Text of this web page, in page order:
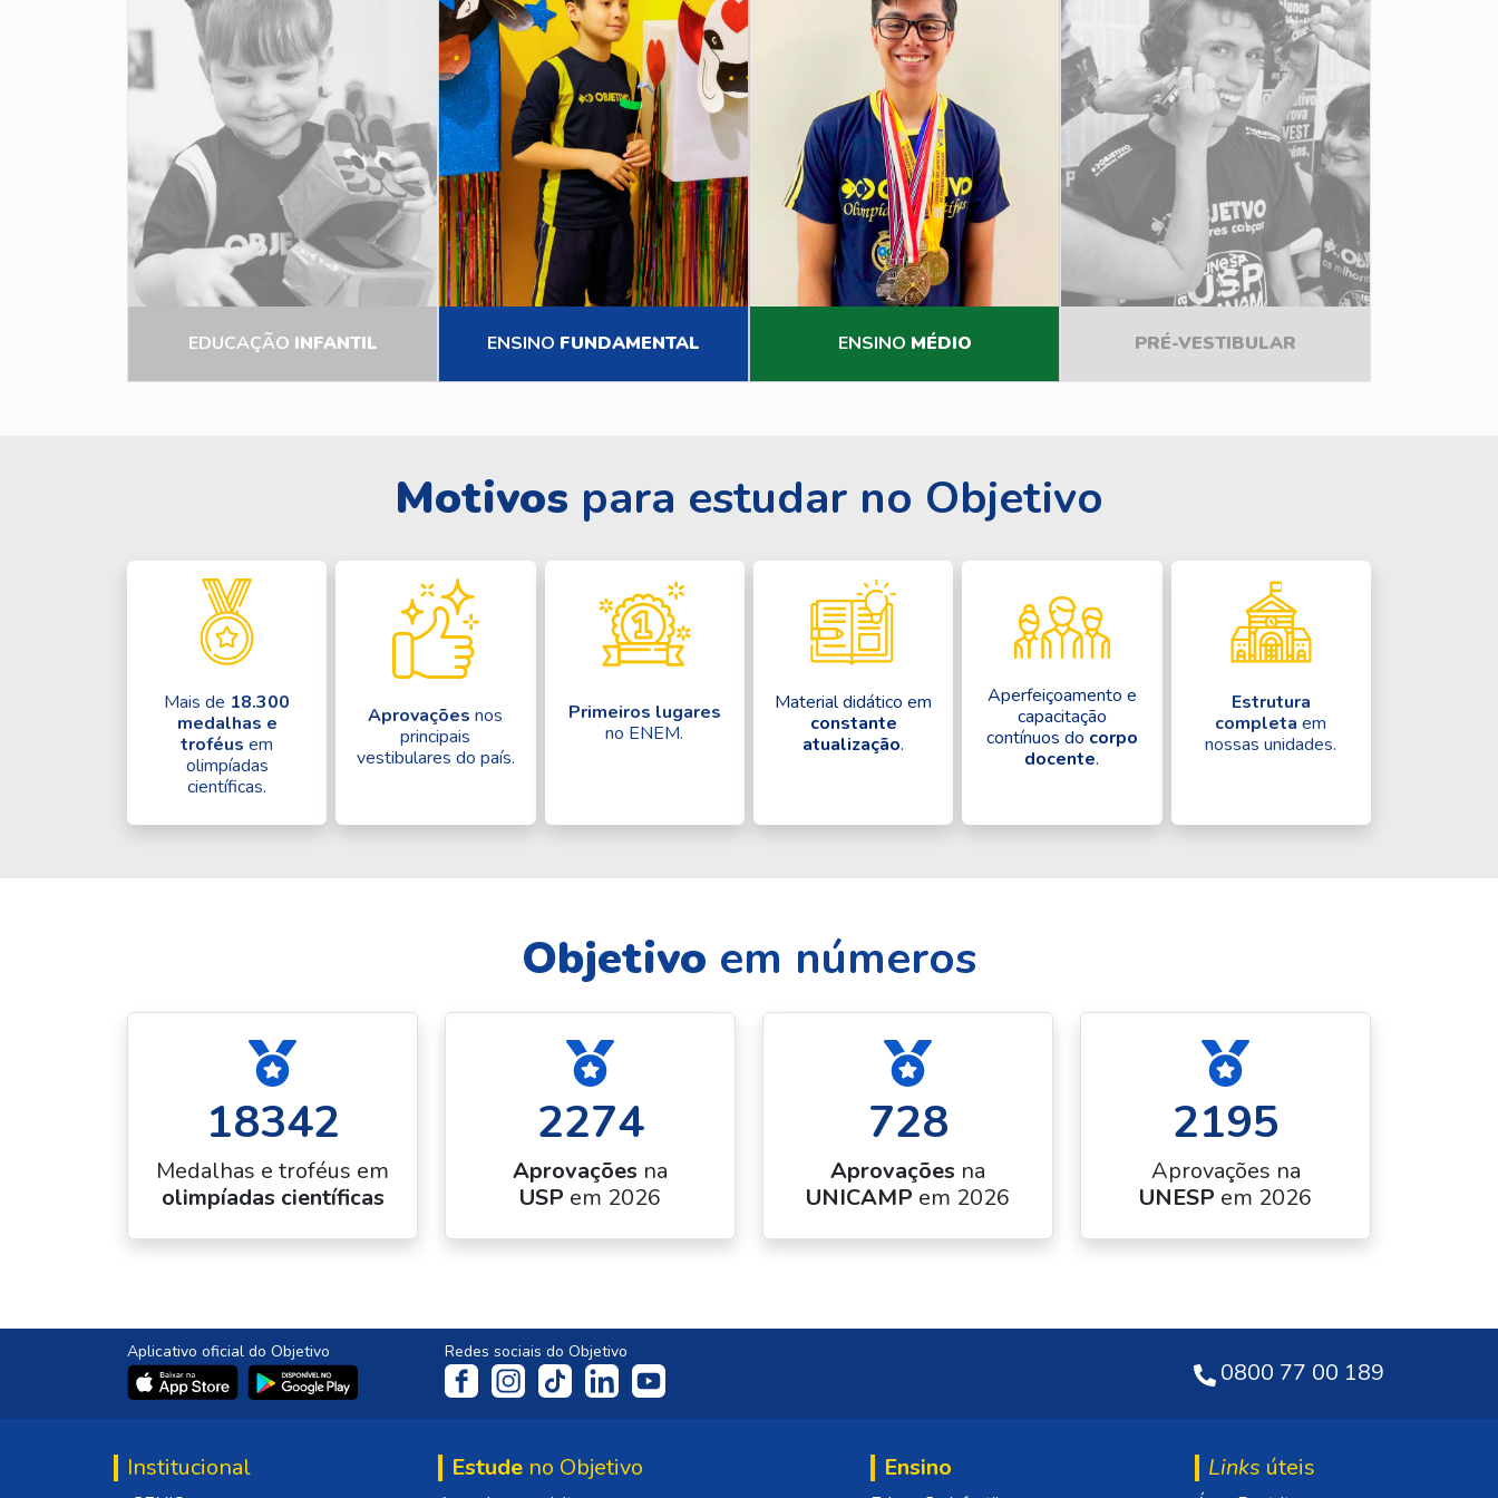
EDUCAÇÃO INFANTIL ENSINO FUNDAMENTAL ENSINO MÉDIO PRÉ-VESTIBULAR
Motivos para estudar no Objetivo
Mais de 18.300
medalhas e
troféus em
olimpíadas
científicas.
Aprovações nos
principais
vestibulares do país.
Primeiros lugares
no ENEM.
Material didático em
constante
atualização.
Aperfeiçoamento e
capacitação
contínuos do corpo
docente.
Estrutura
completa em
nossas unidades.
Objetivo em números
18342
Medalhas e troféus em
olimpíadas científicas
2274
Aprovações na
USP em 2026
728
Aprovações na
UNICAMP em 2026
2195
Aprovações na
UNESP em 2026
Aplicativo oficial do Objetivo Redes sociais do Objetivo
0800 77 00 189
Institucional Estude no Objetivo Ensino Links úteis